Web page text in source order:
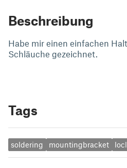
Beschreibung
Habe mir einen einfachen
Schläuche gezeichnet.
Tags
soldering mountingbracket